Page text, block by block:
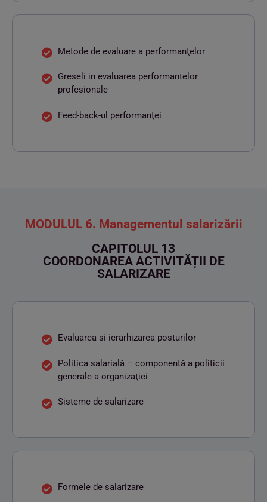
Metode de evaluare a performanţelor
Greseli in evaluarea performantelor
profesionale
Feed-back-ul performanţei
MODULUL 6. Managementul salarizării
CAPITOLUL 13
COORDONAREA ACTIVITĂȚII DE
SALARIZARE
Evaluarea si ierarhizarea posturilor
Politica salarială – componentă a politicii
generale a organizaţiei
Sisteme de salarizare
Formele de salarizare